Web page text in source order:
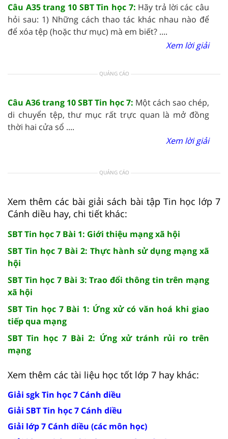
Câu A35 trang 10 SBT Tin học 7: Hãy trả lời các câu
hỏi sau: 1) Những cách thao tác khác nhau nào để
để xóa tệp (hoặc thư mục) mà em biết? ....
Xem lời giải
QUẢNG CÁO
Câu A36 trang 10 SBT Tin học 7: Một cách sao chép,
di chuyển tệp, thư mục rất trực quan là mở đồng
thời hai cửa sổ ....
Xem lời giải
QUẢNG CÁO
Xem thêm các bài giải sách bài tập Tin học lớp 7
Cánh diều hay, chi tiết khác:
SBT Tin học 7 Bài 1: Giới thiệu mạng xã hội
SBT Tin học 7 Bài 2: Thực hành sử dụng mạng xã
hội
SBT Tin học 7 Bài 3: Trao đổi thông tin trên mạng
xã hội
SBT Tin học 7 Bài 1: Ứng xử có văn hoá khi giao
tiếp qua mạng
SBT Tin học 7 Bài 2: Ứng xử tránh rủi ro trên
mạng
Xem thêm các tài liệu học tốt lớp 7 hay khác:
Giải sgk Tin học 7 Cánh diều
Giải SBT Tin học 7 Cánh diều
Giải lớp 7 Cánh diều (các môn học)